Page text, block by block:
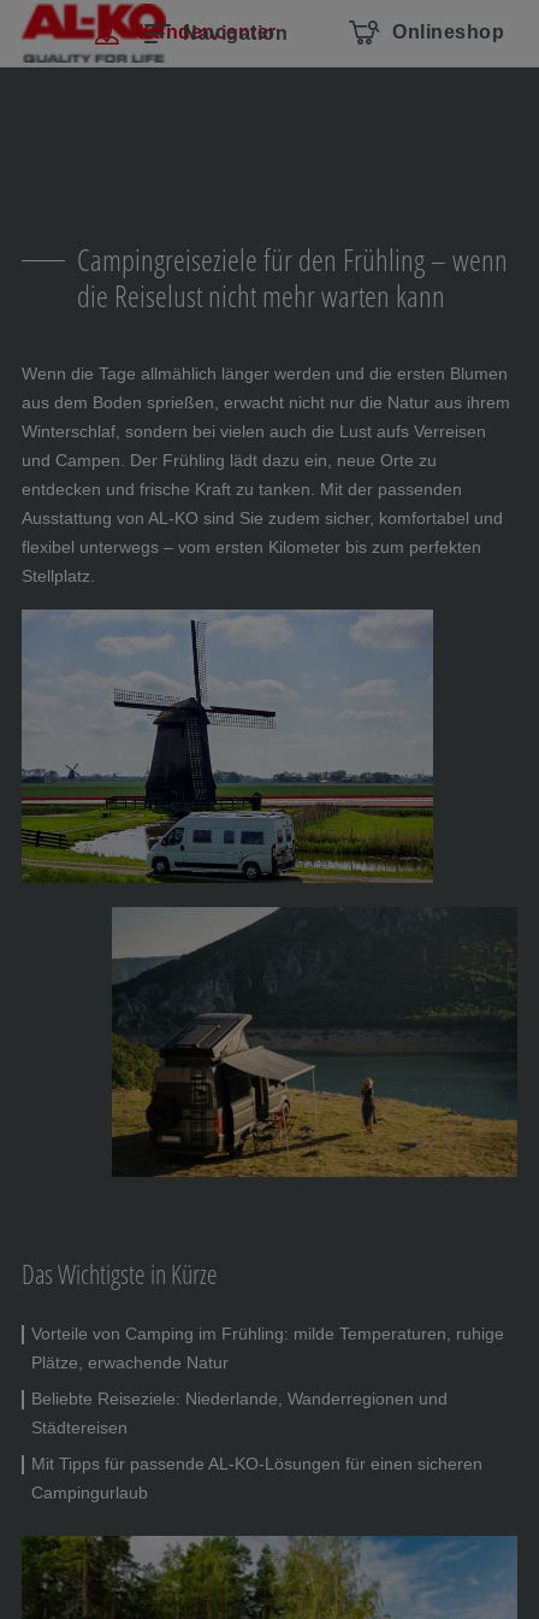
Navigation überspringen
Zum Hauptcontent
Zur Hauptnavigation springen
Inhaltsverzeichnis Navigation
Kundencenter Onlineshop
Campingreiseziele für den Frühling – wenn
die Reiselust nicht mehr warten kann
Wenn die Tage allmählich länger werden und die ersten Blumen
aus dem Boden sprießen, erwacht nicht nur die Natur aus ihrem
Winterschlaf, sondern bei vielen auch die Lust aufs Verreisen
und Campen. Der Frühling lädt dazu ein, neue Orte zu
entdecken und frische Kraft zu tanken. Mit der passenden
Ausstattung von AL-KO sind Sie zudem sicher, komfortabel und
flexibel unterwegs – vom ersten Kilometer bis zum perfekten
Stellplatz.
Das Wichtigste in Kürze
Vorteile von Camping im Frühling: milde Temperaturen, ruhige
Plätze, erwachende Natur
Beliebte Reiseziele: Niederlande, Wanderregionen und
Städtereisen
Mit Tipps für passende AL-KO-Lösungen für einen sicheren
Campingurlaub